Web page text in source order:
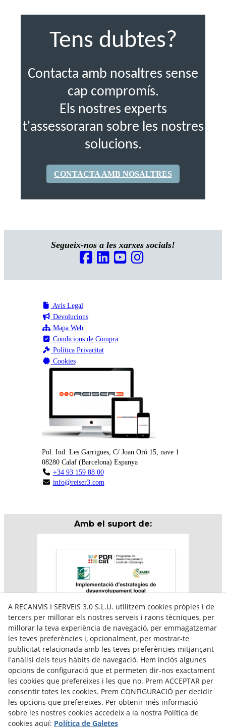
Tens dubtes?
Contacta amb nosaltres sense
cap compromís.
Els nostres experts
t'assessoraran sobre les nostres
solucions.
CONTACTA AMB NOSALTRES
Segueix-nos a les xarxes socials!
Avis Legal
Devolucions
Mapa Web
Condicions de Compra
Política Privacitat
Cookies
Pol. Ind. Les Garrigues, C/ Joan Oró 15, nave 1
08280 Calaf (Barcelona) Espanya
+34 93 159 88 00
info@reiser3.com
Amb el suport de:
Aquesta empresa participa en el programa per a la
contractació de persones en situació de major
vulnerabilitat,
subvencionat pel Servei Públic d’Ocupació de Catalunya i
amb el cofinançament del Fons Social Europeu Plus
A RECANVIS I SERVEIS 3.0 S.L.U. utilitzem cookies pròpies i de
tercers per millorar els nostres serveis i raons tècniques, per
millorar la teva experiència de navegació, per emmagatzemar
les teves preferències i, opcionalment, per mostrar-te
publicitat relacionada amb les teves preferències mitjançant
l'anàlisi dels teus hàbits de navegació. Hem inclòs algunes
opcions de configuració que et permeten dir-nos exactament
les cookies que prefereixes i les que no. Prem ACCEPTAR per
consentir totes les cookies. Prem CONFIGURACIÓ per decidir
les opcions que prefereixes. Per obtenir més informació
sobre les nostres cookies accedeix a la nostra Política de
cookies aquí: Política de Galetes